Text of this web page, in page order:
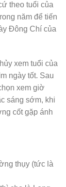
theo tuổi của
năm để tiến
Đông Chí của
xem tuổi của
ngày tốt. Sau
xem giờ
sáng sớm, khi
cốt gặp ánh
thụy (tức là